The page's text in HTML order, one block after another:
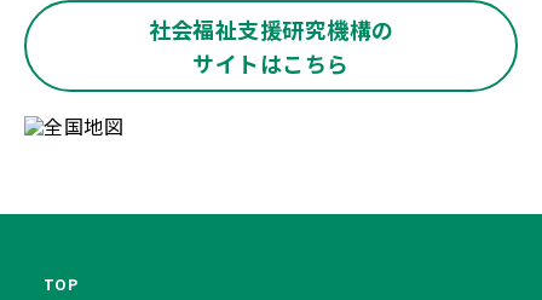
社会福祉支援研究機構の
サイトはこちら
TOP